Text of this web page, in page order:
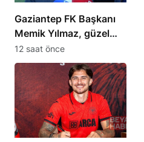
Gaziantep FK Başkanı
Memik Yılmaz, güzel
futbol hedeflediklerini
açıkladı
12 saat önce